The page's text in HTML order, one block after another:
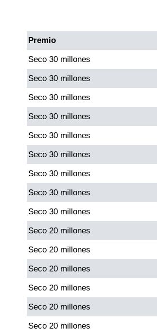
Caribeña Noche
Chontico Día
Chontico Noche
Culona día
Culona noche
Dorado Mañana
Dorado Tarde
Dorado Noche
Fantástica Día
Fantástica Noche
Premio
Seco 30 millones
Seco 30 millones
Seco 30 millones
Seco 30 millones
Seco 30 millones
Seco 30 millones
Seco 30 millones
Seco 30 millones
Seco 30 millones
Seco 20 millones
Seco 20 millones
Seco 20 millones
Seco 20 millones
Seco 20 millones
Seco 20 millones